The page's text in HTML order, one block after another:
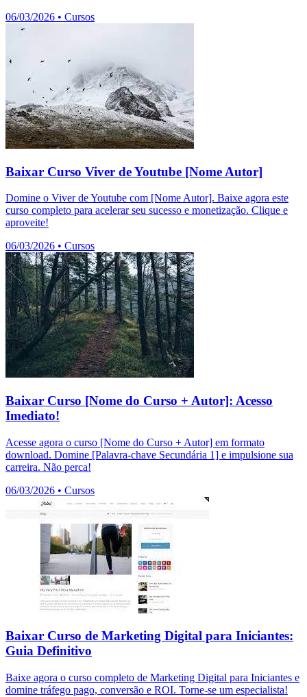
06/03/2026 • Cursos
Baixar Curso Viver de Youtube [Nome Autor]
Domine o Viver de Youtube com [Nome Autor]. Baixe agora este
curso completo para acelerar seu sucesso e monetização. Clique e
aproveite!
06/03/2026 • Cursos
Baixar Curso [Nome do Curso + Autor]: Acesso
Imediato!
Acesse agora o curso [Nome do Curso + Autor] em formato
download. Domine [Palavra-chave Secundária 1] e impulsione sua
carreira. Não perca!
06/03/2026 • Cursos
Baixar Curso de Marketing Digital para Iniciantes:
Guia Definitivo
Baixe agora o curso completo de Marketing Digital para Iniciantes e
domine tráfego pago, conversão e ROI. Torne-se um especialista!